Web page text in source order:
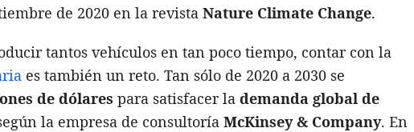
de 2020 en la revista Nature Climate Change.
tantos vehículos en tan poco tiempo, contar con la
es también un reto. Tan sólo de 2020 a 2030 se
de dólares para satisfacer la demanda global de
la empresa de consultoría McKinsey & Company. En